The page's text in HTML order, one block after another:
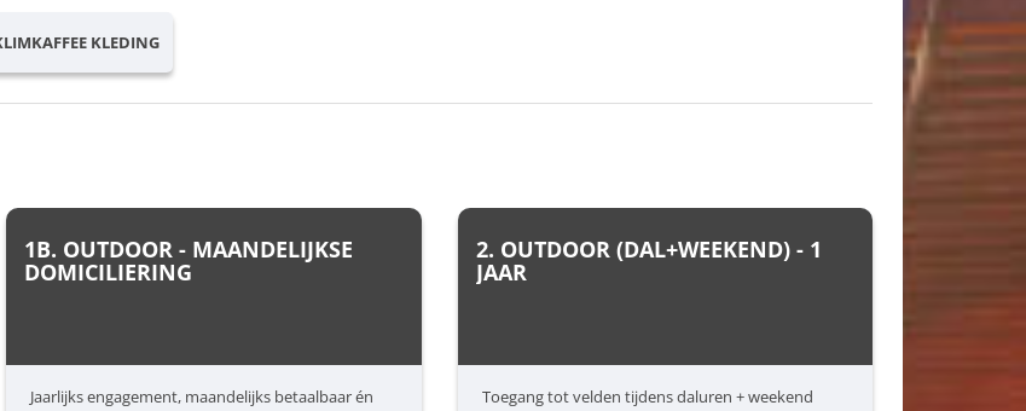
KLEDING
1B. OUTDOOR - MAANDELIJKSE
DOMICILIERING
Jaarlijks engagement, maandelijks betaalbaar én
2. OUTDOOR (DAL+WEEKEND) - 1
JAAR
Toegang tot velden tijdens daluren + weekend